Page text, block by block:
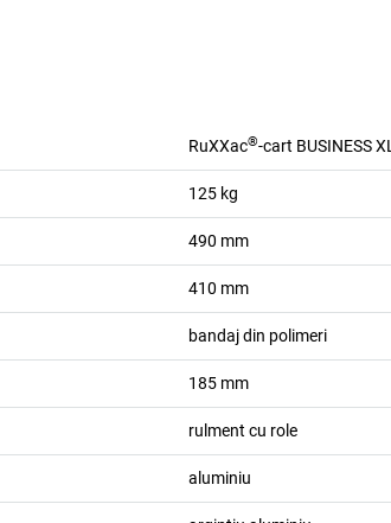
RuXXac®-cart BUSINESS XL
125 kg
490 mm
410 mm
bandaj din polimeri
185 mm
rulment cu role
aluminiu